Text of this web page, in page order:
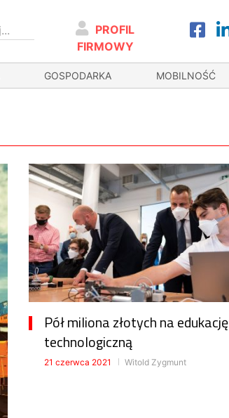
PROFIL
FIRMOWY
GOSPODARKA MOBILNOŚĆ
Pół miliona złotych na edukację
technologiczną
21 czerwca 2021 Witold Zygmunt